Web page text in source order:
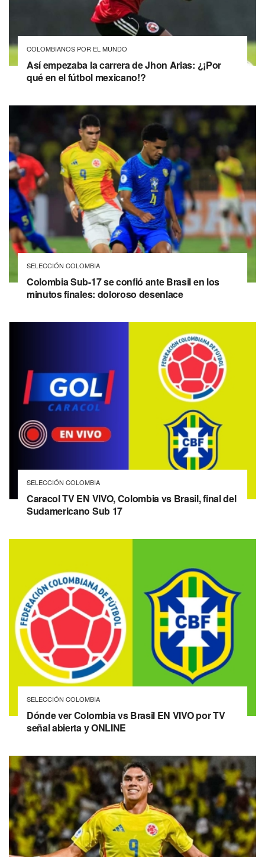
COLOMBIANOS POR EL MUNDO
Así empezaba la carrera de Jhon Arias: ¿¡Por
qué en el fútbol mexicano!?
SELECCIÓN COLOMBIA
Colombia Sub-17 se confió ante Brasil en los
minutos finales: doloroso desenlace
SELECCIÓN COLOMBIA
Caracol TV EN VIVO, Colombia vs Brasil, final del
Sudamericano Sub 17
SELECCIÓN COLOMBIA
Dónde ver Colombia vs Brasil EN VIVO por TV
señal abierta y ONLINE